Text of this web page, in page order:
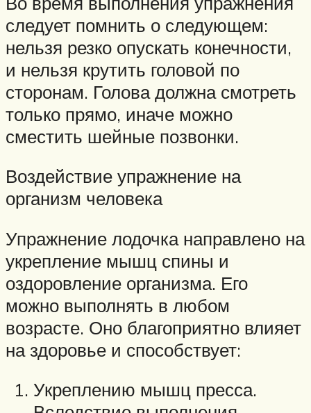
следует помнить о следующем:
нельзя резко опускать конечности,
и нельзя крутить головой по
сторонам. Голова должна смотреть
только прямо, иначе можно
сместить шейные позвонки.
Воздействие упражнение на
организм человека
Упражнение лодочка направлено на
укрепление мышц спины и
оздоровление организма. Его
можно выполнять в любом
возрасте. Оно благоприятно влияет
на здоровье и способствует:
Укреплению мышц пресса.